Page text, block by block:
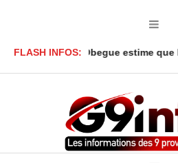
FLASH INFOS:
Y’Obegue estime que le